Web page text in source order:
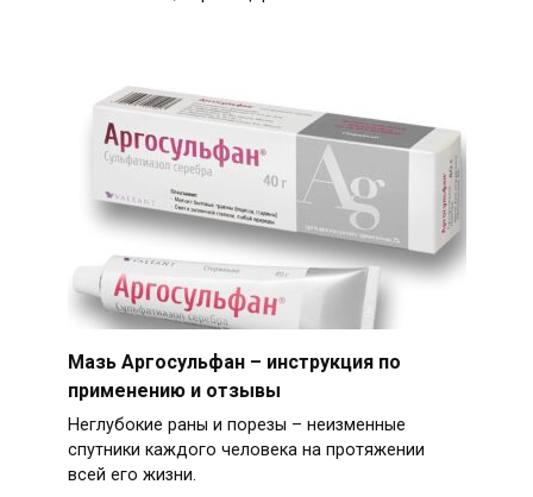
Мазь Аргосульфан – инструкция по
применению и отзывы
Неглубокие раны и порезы – неизменные
спутники каждого человека на протяжении
всей его жизни.